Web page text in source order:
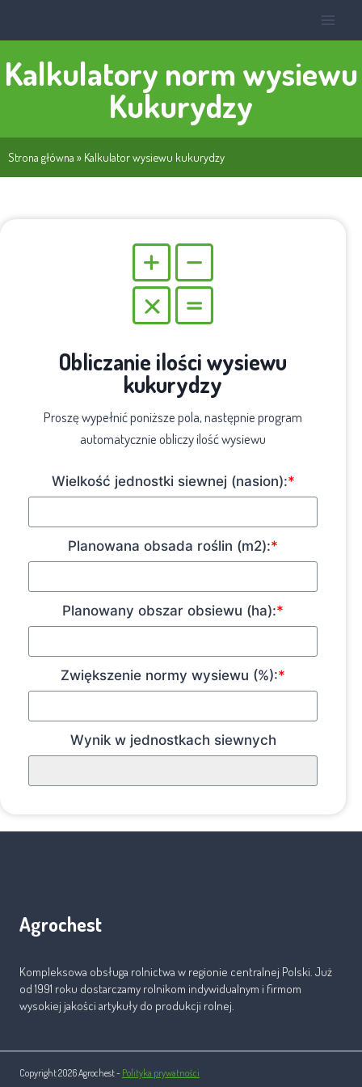
Kalkulatory norm wysiewu
Kukurydzy
Strona główna » Kalkulator wysiewu kukurydzy
Obliczanie ilości wysiewu
kukurydzy
Proszę wypełnić poniższe pola, następnie program
automatycznie obliczy ilość wysiewu
Wielkość jednostki siewnej (nasion):*
Planowana obsada roślin (m2):*
Planowany obszar obsiewu (ha):*
Zwiększenie normy wysiewu (%):*
Wynik w jednostkach siewnych
Agrochest
Kompleksowa obsługa rolnictwa w regionie centralnej Polski. Już
od 1991 roku dostarczamy rolnikom indywidualnym i firmom
wysokiej jakości artykuły do produkcji rolnej.
Copyright 2026 Agrochest - Polityka prywatności